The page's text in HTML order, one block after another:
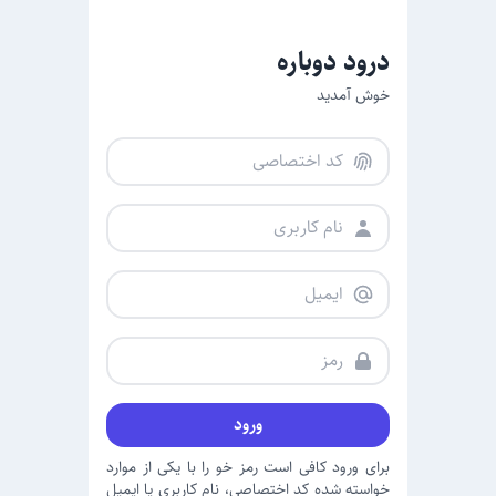
درود دوباره
خوش آمدید
ورود
برای ورود کافی است رمز خو را با یکی از موارد
خواسته شده کد اختصاصی، نام کاربری یا ایمیل